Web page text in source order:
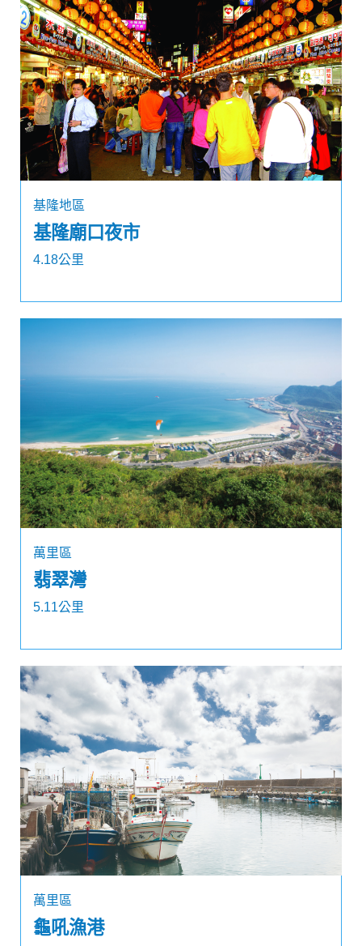
基隆地區
基隆廟口夜市
4.18公里
萬里區
翡翠灣
5.11公里
萬里區
龜吼漁港